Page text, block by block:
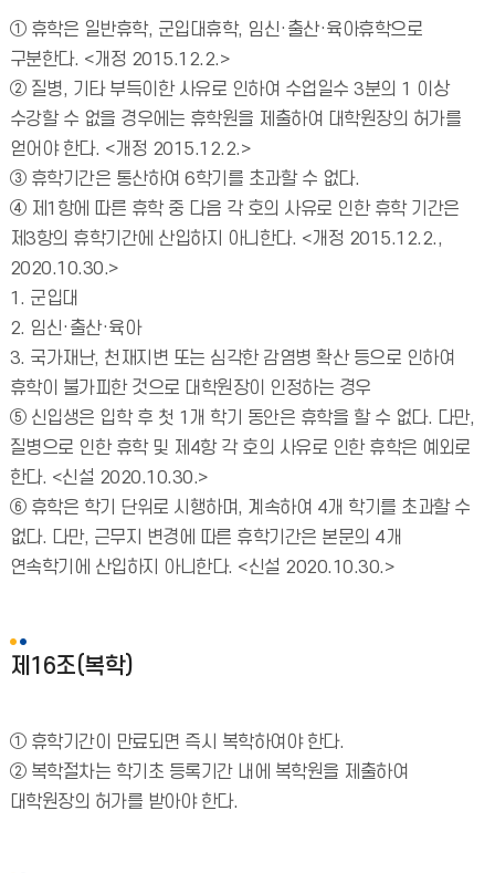
① 휴학은 일반휴학, 군입대휴학, 임신·출산·육아휴학으로
구분한다. <개정 2015.12.2.>
② 질병, 기타 부득이한 사유로 인하여 수업일수 3분의 1 이상
수강할 수 없을 경우에는 휴학원을 제출하여 대학원장의 허가를
얻어야 한다. <개정 2015.12.2.>
③ 휴학기간은 통산하여 6학기를 초과할 수 없다.
④ 제1항에 따른 휴학 중 다음 각 호의 사유로 인한 휴학 기간은
제3항의 휴학기간에 산입하지 아니한다. <개정 2015.12.2.,
2020.10.30.>
1. 군입대
2. 임신·출산·육아
3. 국가재난, 천재지변 또는 심각한 감염병 확산 등으로 인하여
휴학이 불가피한 것으로 대학원장이 인정하는 경우
⑤ 신입생은 입학 후 첫 1개 학기 동안은 휴학을 할 수 없다. 다만,
질병으로 인한 휴학 및 제4항 각 호의 사유로 인한 휴학은 예외로
한다. <신설 2020.10.30.>
⑥ 휴학은 학기 단위로 시행하며, 계속하여 4개 학기를 초과할 수
없다. 다만, 근무지 변경에 따른 휴학기간은 본문의 4개
연속학기에 산입하지 아니한다. <신설 2020.10.30.>
제16조(복학)
① 휴학기간이 만료되면 즉시 복학하여야 한다.
② 복학절차는 학기초 등록기간 내에 복학원을 제출하여
대학원장의 허가를 받아야 한다.